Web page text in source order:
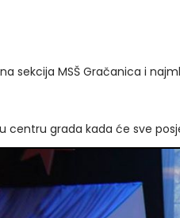
sekcija MSŠ Gračanica i
centru grada kada će sve